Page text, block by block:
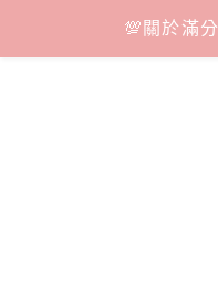
content
💯關於滿分